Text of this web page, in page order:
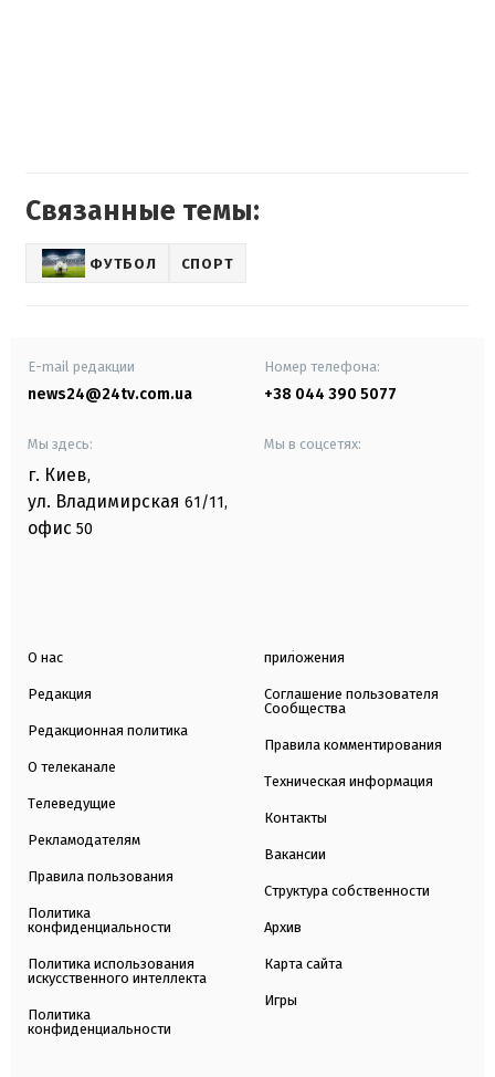
Связанные темы:
ФУТБОЛ СПОРТ
E-mail редакции
news24@24tv.com.ua
Номер телефона:
+38 044 390 5077
Мы здесь:
г. Киев,
ул. Владимирская 61/11,
офис 50
Мы в соцсетях:
О нас
Редакция
Редакционная политика
О телеканале
Телеведущие
Рекламодателям
Правила пользования
Политика
конфиденциальности
Политика использования
искусственного интеллекта
Политика
конфиденциальности
приложения
Соглашение пользователя
Сообщества
Правила комментирования
Техническая информация
Контакты
Вакансии
Структура собственности
Архив
Карта сайта
Игры